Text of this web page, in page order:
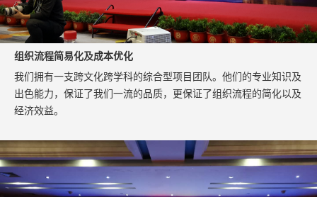
组织流程简易化及成本优化
我们拥有一支跨文化跨学科的综合型项目团队。他们的专业知识及
出色能力，保证了我们一流的品质，更保证了组织流程的简化以及
经济效益。